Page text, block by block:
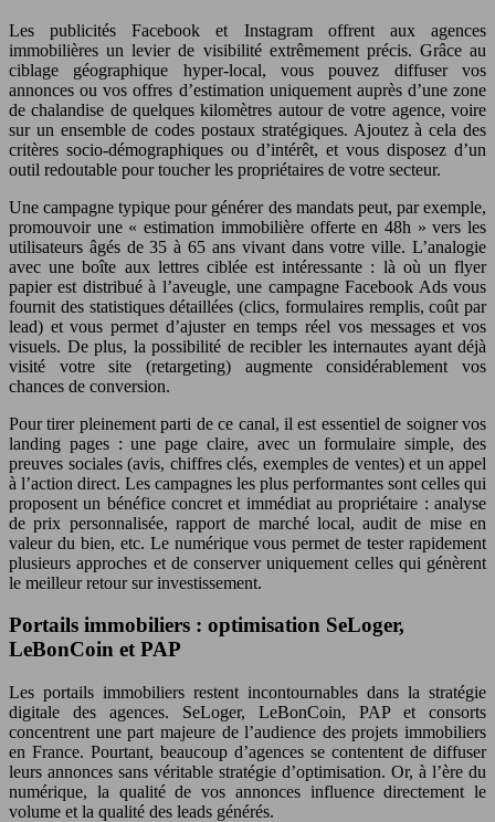
Les publicités Facebook et Instagram offrent aux agences
immobilières un levier de visibilité extrêmement précis. Grâce au
ciblage géographique hyper-local, vous pouvez diffuser vos
annonces ou vos offres d’estimation uniquement auprès d’une zone
de chalandise de quelques kilomètres autour de votre agence, voire
sur un ensemble de codes postaux stratégiques. Ajoutez à cela des
critères socio-démographiques ou d’intérêt, et vous disposez d’un
outil redoutable pour toucher les propriétaires de votre secteur.
Une campagne typique pour générer des mandats peut, par exemple,
promouvoir une « estimation immobilière offerte en 48h » vers les
utilisateurs âgés de 35 à 65 ans vivant dans votre ville. L’analogie
avec une boîte aux lettres ciblée est intéressante : là où un flyer
papier est distribué à l’aveugle, une campagne Facebook Ads vous
fournit des statistiques détaillées (clics, formulaires remplis, coût par
lead) et vous permet d’ajuster en temps réel vos messages et vos
visuels. De plus, la possibilité de recibler les internautes ayant déjà
visité votre site (retargeting) augmente considérablement vos
chances de conversion.
Pour tirer pleinement parti de ce canal, il est essentiel de soigner vos
landing pages : une page claire, avec un formulaire simple, des
preuves sociales (avis, chiffres clés, exemples de ventes) et un appel
à l’action direct. Les campagnes les plus performantes sont celles qui
proposent un bénéfice concret et immédiat au propriétaire : analyse
de prix personnalisée, rapport de marché local, audit de mise en
valeur du bien, etc. Le numérique vous permet de tester rapidement
plusieurs approches et de conserver uniquement celles qui génèrent
le meilleur retour sur investissement.
Portails immobiliers : optimisation SeLoger,
LeBonCoin et PAP
Les portails immobiliers restent incontournables dans la stratégie
digitale des agences. SeLoger, LeBonCoin, PAP et consorts
concentrent une part majeure de l’audience des projets immobiliers
en France. Pourtant, beaucoup d’agences se contentent de diffuser
leurs annonces sans véritable stratégie d’optimisation. Or, à l’ère du
numérique, la qualité de vos annonces influence directement le
volume et la qualité des leads générés.